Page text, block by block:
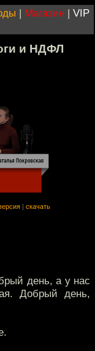
| Магазин | VIP
и НДФЛ
скачать
день, а у нас
Добрый день,